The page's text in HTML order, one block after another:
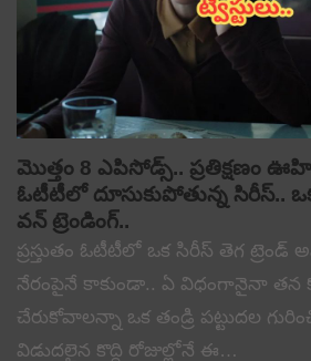
మొత్తం 8 ఎపిసోడ్స్.. ప్రతిక్షణం
ఓటీటీలో దూసుకుపోతున్న సిరీస్..
వన్ ట్రెండింగ్..
ప్రస్తుతం ఓటీటీలో ఒక సిరీస్ తెగ ట్రెండ్
నేరంపైనే కాకుండా.. ఏ విధంగానైనా తన
చేరుకోవాలన్నా ఒక తండ్రి పట్టుదల
విడుదలైన కొద్ది రోజుల్లోనే ఈ…